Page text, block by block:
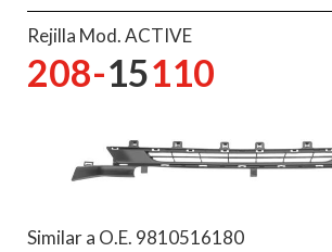
Rejilla Mod. ACTIVE
208-15110
Similar a O.E. 9810516180